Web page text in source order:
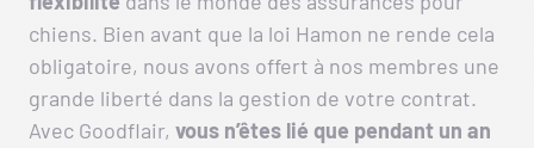
chiens. Bien avant que la loi Hamon ne rende cela
obligatoire, nous avons offert à nos membres une
grande liberté dans la gestion de votre contrat.
Avec Goodflair, vous n’êtes lié que pendant un an